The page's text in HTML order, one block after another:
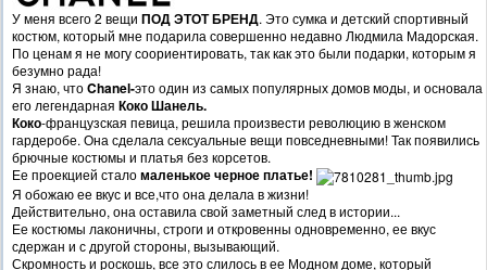
У меня всего 2 вещи ПОД ЭТОТ БРЕНД. Это сумка и детский спортивный
костюм, который мне подарила совершенно недавно Людмила Мадорская.
По ценам я не могу соориентировать, так как это были подарки, которым я
безумно рада!
Я знаю, чтоChanel-это один из самых популярных домов моды, и основала
его легендарная Коко Шанель.
Коко-французская певица, решила произвести революцию в женском
гардеробе. Она сделала сексуальные вещи повседневными! Так появились
брючные костюмы и платья без корсетов.
Ее проекцией сталомаленькое черное платье!
Я обожаю ее вкус и все,что она делала в жизни!
Действительно, она оставила свой заметный след в истории...
Ее костюмы лаконичны, строги и откровенны одновременно, ее вкус
сдержан и с другой стороны, вызывающий.
Скромность и роскошь, все это слилось в ее Модном доме, который